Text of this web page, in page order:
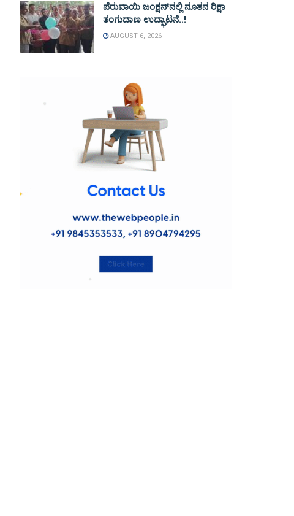
ಪೆರುವಾಯಿ ಜಂಕ್ಷನ್‌ನಲ್ಲಿ ನೂತನ ರಿಕ್ಷಾ
ತಂಗುದಾಣ ಉದ್ಘಾಟನೆ..!
AUGUST 6, 2026